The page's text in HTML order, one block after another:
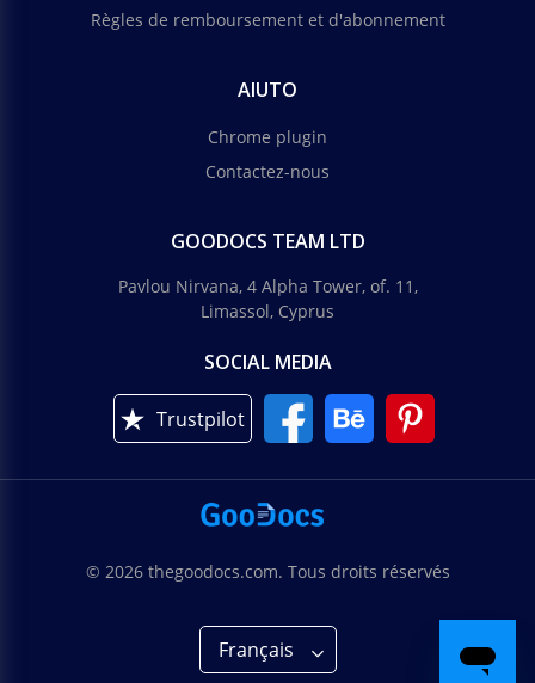
Règles de remboursement et d'abonnement
AIUTO
Chrome plugin
Contactez-nous
GOODOCS TEAM LTD
Pavlou Nirvana, 4 Alpha Tower, of. 11,
Limassol, Cyprus
SOCIAL MEDIA
Trustpilot
© 2026 thegoodocs.com. Tous droits réservés
Français